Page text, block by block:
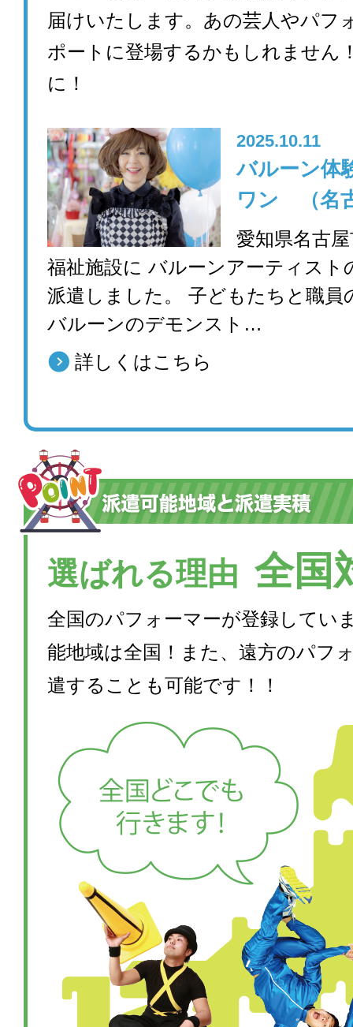
届けいたします。あの芸人やパフ
ポートに登場するかもしれません
に！
2025.10.11
バルーン
ワン （名
愛知県名古
福祉施設に バルーンアーティスト
派遣しました。 子どもたちと職員
バルーンのデモンスト…
詳しくはこちら
選ばれる理由 全国
全国のパフォーマーが登録してい
能地域は全国！また、遠方のパフ
遣することも可能です！！